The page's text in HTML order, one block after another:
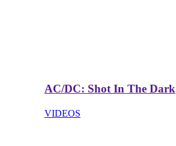
AC/DC: Shot In The Dark
VIDEOS